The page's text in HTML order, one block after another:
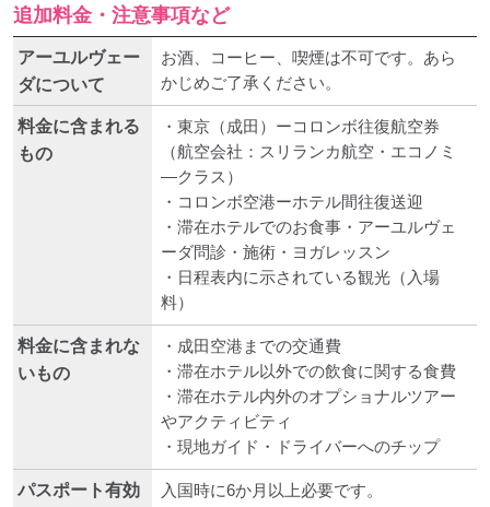
追加料金・注意事項など
アーユルヴェー
ダについて
お酒、コーヒー、喫煙は不可です。あら
かじめご了承ください。
料金に含まれる
もの
・東京（成田）ーコロンボ往復航空券
（航空会社：スリランカ航空・エコノミ
―クラス）
・コロンボ空港ーホテル間往復送迎
・滞在ホテルでのお食事・アーユルヴェ
ーダ問診・施術・ヨガレッスン
・日程表内に示されている観光（入場
料）
料金に含まれな
いもの
・成田空港までの交通費
・滞在ホテル以外での飲食に関する食費
・滞在ホテル内外のオプショナルツアー
やアクティビティ
・現地ガイド・ドライバーへのチップ
パスポート有効
入国時に6か月以上必要です。